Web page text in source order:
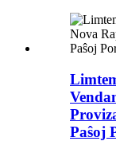
Paŝoj